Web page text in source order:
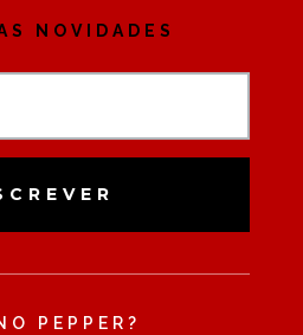
NOVIDADES
PEPPER?